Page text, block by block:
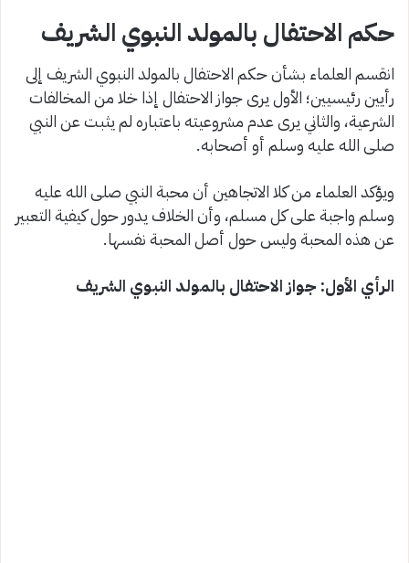
حكم الاحتفال بالمولد النبوي الشريف
انقسم العلماء بشأن حكم الاحتفال بالمولد النبوي الشريف إلى
رأيين رئيسيين؛ الأول يرى جواز الاحتفال إذا خلا من المخالفات
الشرعية، والثاني يرى عدم مشروعيته باعتباره لم يثبت عن النبي
صلى الله عليه وسلم أو أصحابه.
ويؤكد العلماء من كلا الاتجاهين أن محبة النبي صلى الله عليه
وسلم واجبة على كل مسلم، وأن الخلاف يدور حول كيفية التعبير
عن هذه المحبة وليس حول أصل المحبة نفسها.
الرأي الأول: جواز الاحتفال بالمولد النبوي الشريف